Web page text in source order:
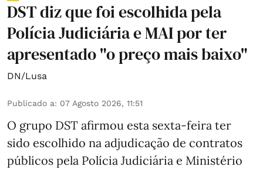
DST diz que foi escolhida pela
Polícia Judiciária e MAI por ter
apresentado "o preço mais baixo"
DN/Lusa
Publicado a: 07 Agosto 2026, 11:51
O grupo DST afirmou esta sexta-feira ter
sido escolhido na adjudicação de contratos
públicos pela Polícia Judiciária e Ministério